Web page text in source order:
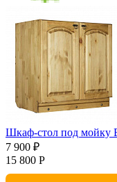
Шкаф-стол под мойку
7 900 ₽
15 800 Р